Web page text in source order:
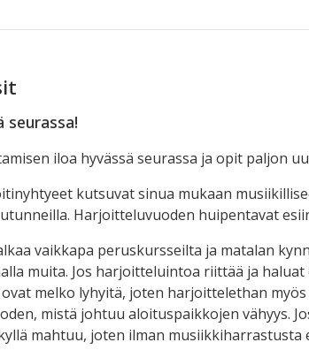
seurassa!
iloa hyvässä seurassa ja opit paljon
kutsuvat sinua mukaan
Harjoitteluvuoden huipentavat
vaikkapa peruskursseilta ja matalan
muita. Jos harjoitteluintoa riittää ja
melko lyhyitä, joten harjoittelethan
mistä johtuu aloituspaikkojen vähyys.
mahtuu, joten ilman musiikkiharrastusta